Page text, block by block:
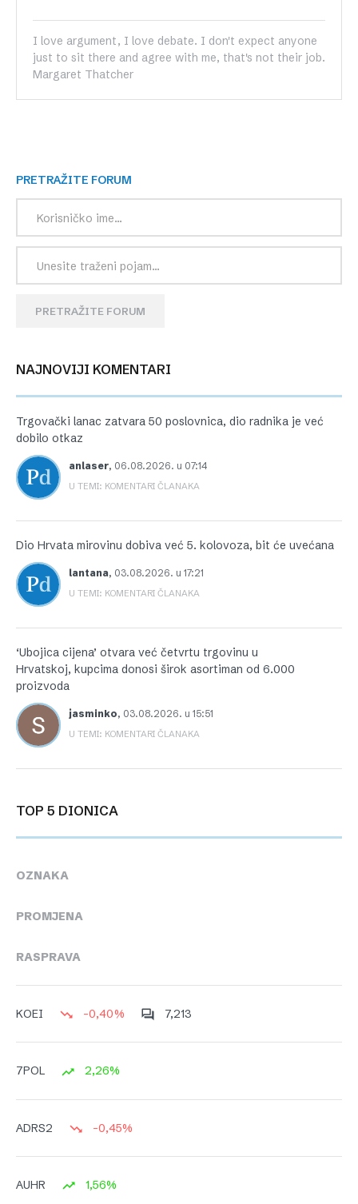
I love argument, I love debate. I don't expect anyone
just to sit there and agree with me, that's not their job.
Margaret Thatcher
PRETRAŽITE FORUM
PRETRAŽITE FORUM
NAJNOVIJI KOMENTARI
Trgovački lanac zatvara 50 poslovnica, dio radnika je već
dobilo otkaz
anlaser, 06.08.2026. u 07:14
U TEMI: KOMENTARI ČLANAKA
Dio Hrvata mirovinu dobiva već 5. kolovoza, bit će uvećana
lantana, 03.08.2026. u 17:21
U TEMI: KOMENTARI ČLANAKA
‘Ubojica cijena’ otvara već četvrtu trgovinu u
Hrvatskoj, kupcima donosi širok asortiman od 6.000
proizvoda
jasminko, 03.08.2026. u 15:51
U TEMI: KOMENTARI ČLANAKA
TOP 5 DIONICA
OZNAKA
PROMJENA
RASPRAVA
KOEI -0,40% 7,213
7POL 2,26%
ADRS2 -0,45%
AUHR 1,56%